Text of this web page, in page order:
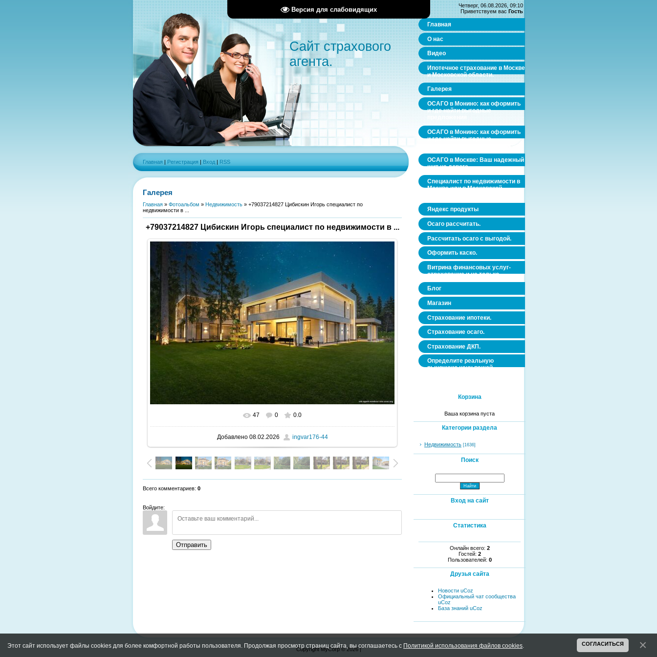
Версия для слабовидящих
Сайт страхового
агента.
Главная | Регистрация | Вход | RSS
Галерея
Главная » Фотоальбом » Недвижимость » +79037214827 Цибискин Игорь специалист по
недвижимости в ...
+79037214827 Цибискин Игорь специалист по недвижимости в ...
В реальном размере 1600x1067
47 0 0.0
Добавлено08.02.2026 ingvar176-44
Всего комментариев: 0
Войдите:
Отправить
Четверг, 06.08.2026, 09:10
Приветствуем вас Гость
Главная
О нас
Видео
Ипотечное страхование в Москве
и Московской области.
Галерея
ОСАГО в Монино: как оформить
и где найти выгодные
ОСАГО в Монино: как оформить
и где найти выгодные
ОСАГО в Москве: Ваш надежный
щит на дороге
Специалист по недвижимости в
Москве или в Московской
Яндекс продукты
Осаго рассчитать.
Рассчитать осаго с выгодой.
Оформить каско.
Витрина финансовых услуг-
страхование и не только.
Блог
Магазин
Страхование ипотеки.
Страхование осаго.
Страхование ДКП.
Определите реальную
рыночную цену вашей
Корзина
Ваша корзина пуста
Категории раздела
Недвижимость [1636]
Поиск
Вход на сайт
Статистика
Онлайн всего: 2
Гостей: 2
Пользователей: 0
Друзья сайта
Новости uCoz
Официальный чат сообщества
uCoz
База знаний uCoz
Copyright MyCorp © 2026|
Этот сайт использует файлы cookies для более комфортной работы пользователя. Продолжая просмотр страниц сайта, вы соглашаетесь с Политикой использования файлов cookies СОГЛАСИТЬСЯ